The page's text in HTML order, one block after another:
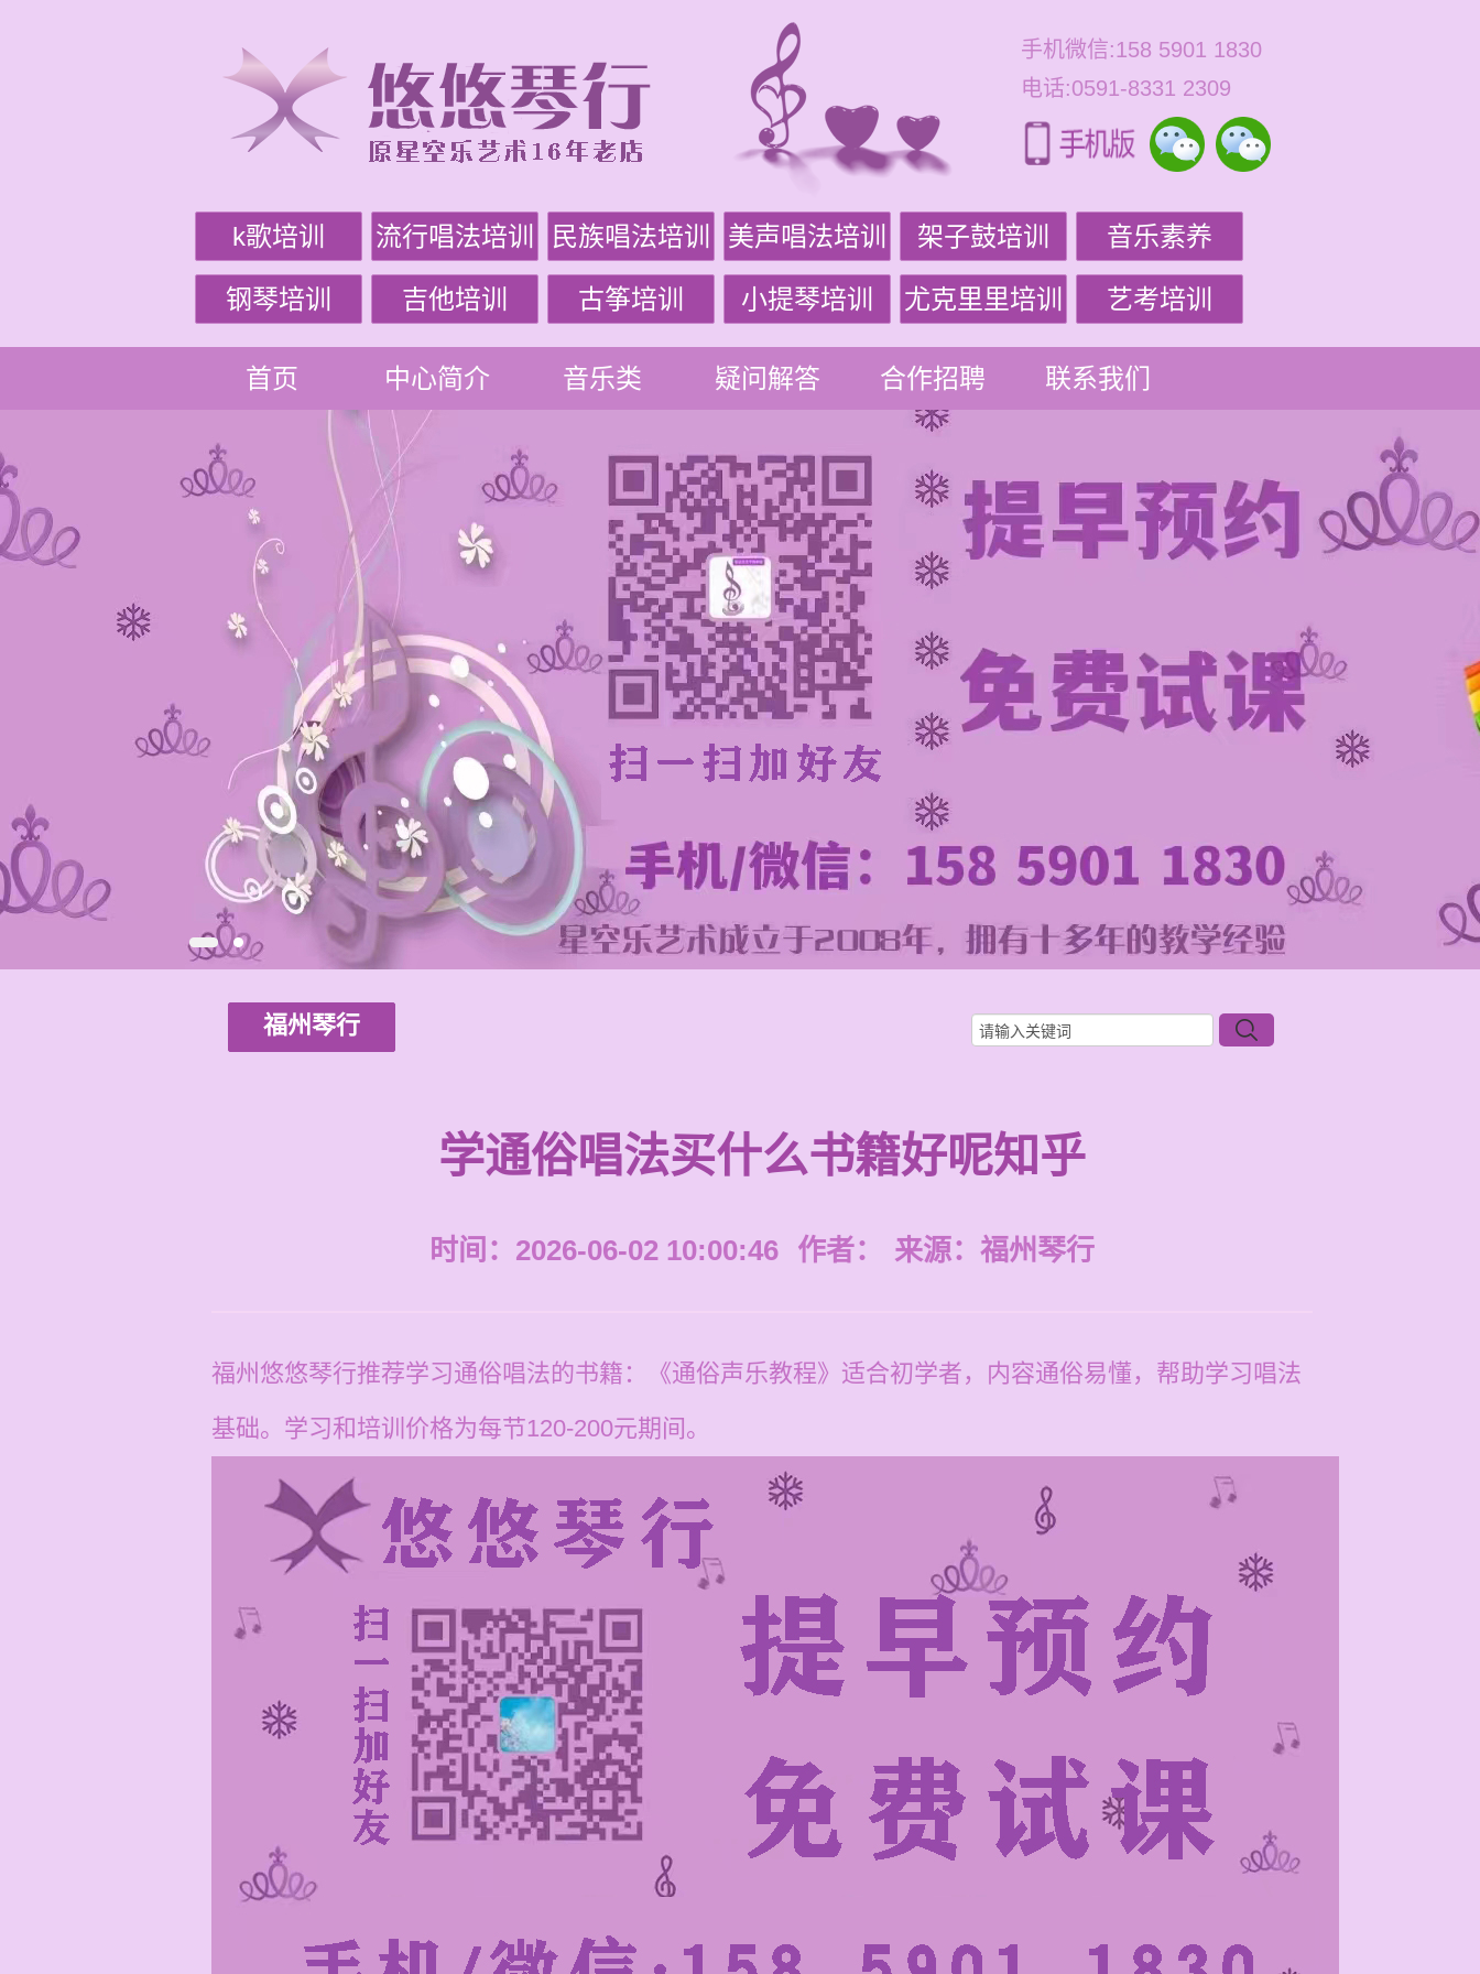
手机微信:158 5901 1830
电话:0591-8331 2309
k歌培训 流行唱法培训 民族唱法培训 美声唱法培训 架子鼓培训 音乐素养
钢琴培训 吉他培训 古筝培训 小提琴培训 尤克里里培训 艺考培训
首页 中心简介 音乐类 疑问解答 合作招聘 联系我们
福州琴行
学通俗唱法买什么书籍好呢知乎
时间：2026-06-02 10:00:46 作者： 来源： 福州琴行
福州悠悠琴行推荐学习通俗唱法的书籍：《通俗声乐教程》适合初学者，内容通俗易懂，帮助学习唱法
基础。学习和培训价格为每节120-200元期间。